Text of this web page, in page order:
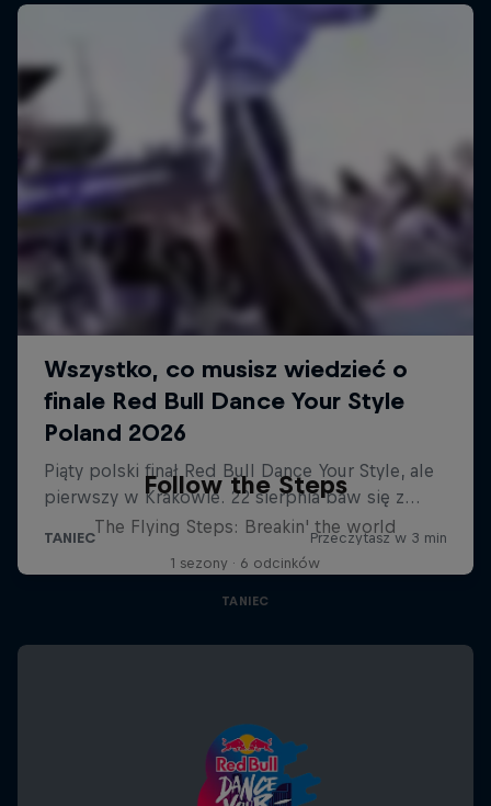
Follow the Steps
The Flying Steps: Breakin' the world
1 sezony · 6 odcinków
TANIEC